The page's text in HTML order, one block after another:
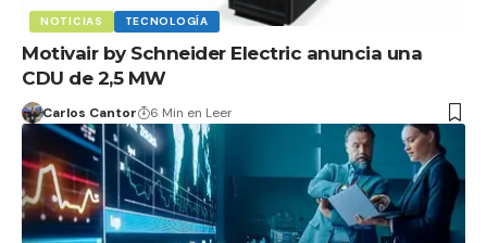
NOTICIAS TECNOLOGÍA
Motivair by Schneider Electric anuncia una
CDU de 2,5 MW
Carlos Cantor 6 Min en Leer